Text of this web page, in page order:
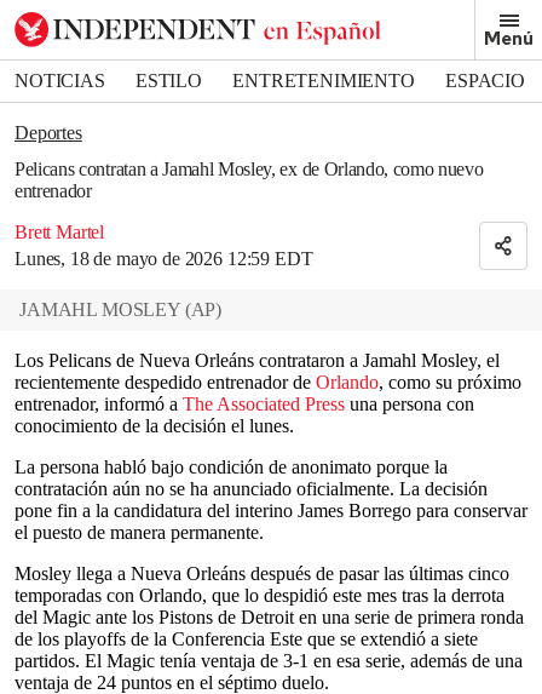
Menú
NOTICIAS ESTILO ENTRETENIMIENTO
ESPACIO
DEPORTES
Deportes
Pelicans contratan a Jamahl Mosley, ex de Orlando, como nuevo
entrenador
Brett Martel
Lunes, 18 de mayo de 2026 12:59 EDT
Bookmark popover
Removed from bookmarks
Close popover
JAMAHL MOSLEY (AP)
Los Pelicans de Nueva Orleáns contrataron a Jamahl Mosley, el
recientemente despedido entrenador de Orlando, como su próximo
entrenador, informó a The Associated Press una persona con
conocimiento de la decisión el lunes.
La persona habló bajo condición de anonimato porque la
contratación aún no se ha anunciado oficialmente. La decisión
pone fin a la candidatura del interino James Borrego para conservar
el puesto de manera permanente.
Mosley llega a Nueva Orleáns después de pasar las últimas cinco
temporadas con Orlando, que lo despidió este mes tras la derrota
del Magic ante los Pistons de Detroit en una serie de primera ronda
de los playoffs de la Conferencia Este que se extendió a siete
partidos. El Magic tenía ventaja de 3-1 en esa serie, además de una
ventaja de 24 puntos en el séptimo duelo.